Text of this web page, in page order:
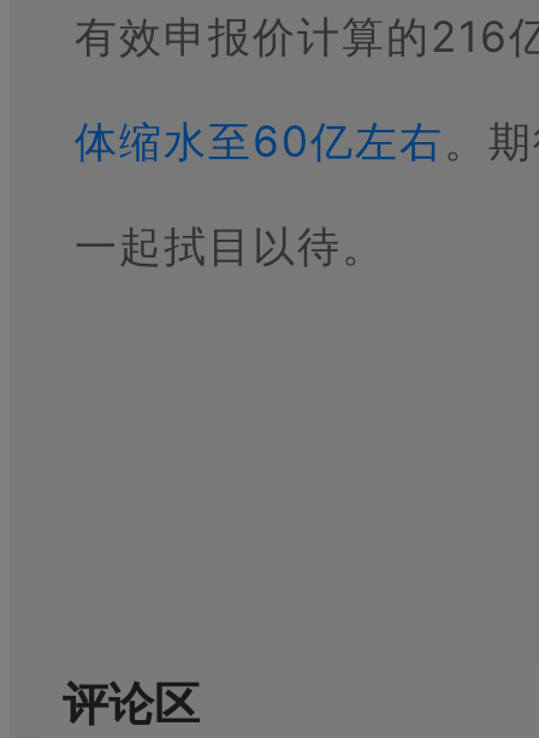
有效申报价计算的216
体缩水至60亿左右。
一起拭目以待。
评论区